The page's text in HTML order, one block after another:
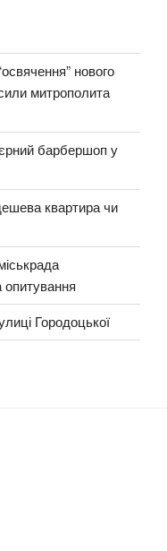
нового
митрополита
барбершоп у
квартира чи
опитування
Городоцької